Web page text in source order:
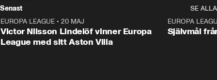
Senast
SE ALLA
EUROPA LEAGUE • 20 MAJ
Victor Nilsson Lindelöf vinner Europa
League med sitt Aston Villa
EUROPA
Självmål